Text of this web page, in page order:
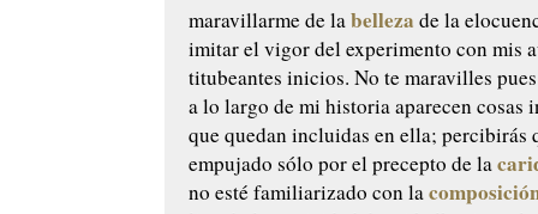
maravillarme de labelleza de la
imitar el vigor del experimento con mis
titubeantes inicios. No te maravilles
a lo largo de mi historia aparecen cosas
que quedan incluidas en ella; percibirás
empujado sólo por el precepto de la
no esté familiarizado con la